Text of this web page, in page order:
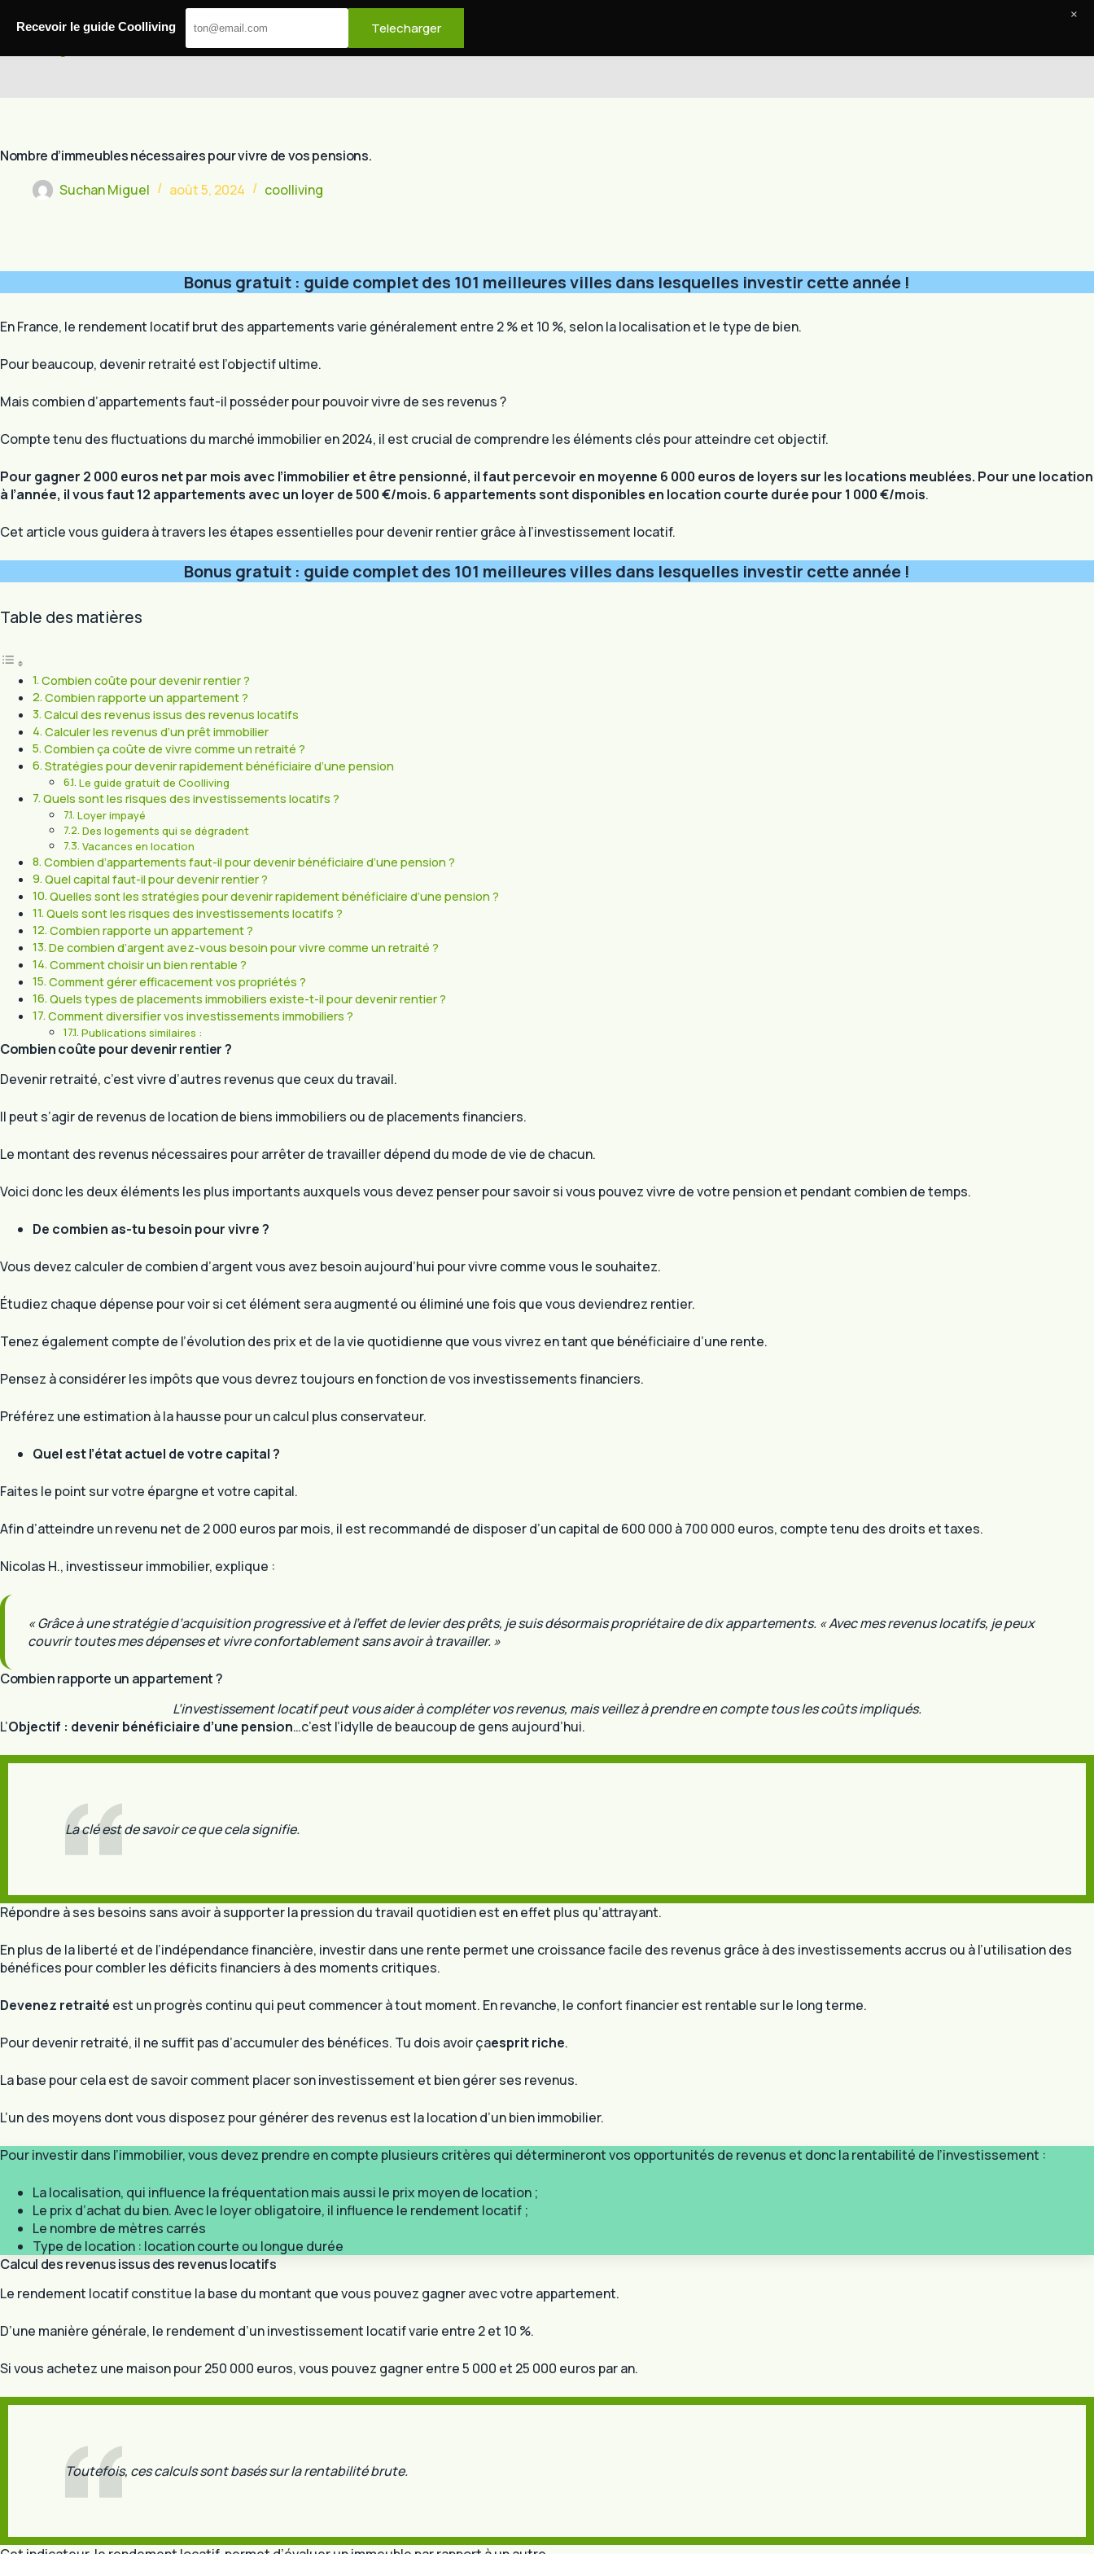
Nombre d’immeubles nécessaires pour vivre de vos pensions.
Suchan Miguel
août 5, 2024 coolliving
Bonus gratuit : guide complet des 101 meilleures villes dans lesquelles investir cette année !
En France, le rendement locatif brut des appartements varie généralement entre 2 % et 10 %, selon la localisation et le type de bien.
Pour beaucoup, devenir retraité est l’objectif ultime.
Mais combien d’appartements faut-il posséder pour pouvoir vivre de ses revenus ?
Compte tenu des fluctuations du marché immobilier en 2024, il est crucial de comprendre les éléments clés pour atteindre cet objectif.
Pour gagner 2 000 euros net par mois avec l’immobilier et être pensionné, il faut percevoir en moyenne 6 000 euros de loyers sur les locations meublées. Pour une location
à l’année, il vous faut 12 appartements avec un loyer de 500 €/mois. 6 appartements sont disponibles en location courte durée pour 1 000 €/mois.
Cet article vous guidera à travers les étapes essentielles pour devenir rentier grâce à l’investissement locatif.
Bonus gratuit : guide complet des 101 meilleures villes dans lesquelles investir cette année !
Table des matières
Combien coûte pour devenir rentier ?
Combien rapporte un appartement ?
Calcul des revenus issus des revenus locatifs
Calculer les revenus d’un prêt immobilier
Combien ça coûte de vivre comme un retraité ?
Stratégies pour devenir rapidement bénéficiaire d’une pension
Le guide gratuit de Coolliving
Quels sont les risques des investissements locatifs ?
Loyer impayé
Des logements qui se dégradent
Vacances en location
Combien d’appartements faut-il pour devenir bénéficiaire d’une pension ?
Quel capital faut-il pour devenir rentier ?
Quelles sont les stratégies pour devenir rapidement bénéficiaire d’une pension ?
Quels sont les risques des investissements locatifs ?
Combien rapporte un appartement ?
De combien d’argent avez-vous besoin pour vivre comme un retraité ?
Comment choisir un bien rentable ?
Comment gérer efficacement vos propriétés ?
Quels types de placements immobiliers existe-t-il pour devenir rentier ?
Comment diversifier vos investissements immobiliers ?
Publications similaires :
Combien coûte pour devenir rentier ?
Devenir retraité, c’est vivre d’autres revenus que ceux du travail.
Il peut s’agir de revenus de location de biens immobiliers ou de placements financiers.
Le montant des revenus nécessaires pour arrêter de travailler dépend du mode de vie de chacun.
Voici donc les deux éléments les plus importants auxquels vous devez penser pour savoir si vous pouvez vivre de votre pension et pendant combien de temps.
De combien as-tu besoin pour vivre ?
Vous devez calculer de combien d’argent vous avez besoin aujourd’hui pour vivre comme vous le souhaitez.
Étudiez chaque dépense pour voir si cet élément sera augmenté ou éliminé une fois que vous deviendrez rentier.
Tenez également compte de l’évolution des prix et de la vie quotidienne que vous vivrez en tant que bénéficiaire d’une rente.
Pensez à considérer les impôts que vous devrez toujours en fonction de vos investissements financiers.
Préférez une estimation à la hausse pour un calcul plus conservateur.
Quel est l’état actuel de votre capital ?
Faites le point sur votre épargne et votre capital.
Afin d’atteindre un revenu net de 2 000 euros par mois, il est recommandé de disposer d’un capital de 600 000 à 700 000 euros, compte tenu des droits et taxes.
Nicolas H., investisseur immobilier, explique :
« Grâce à une stratégie d’acquisition progressive et à l’effet de levier des prêts, je suis désormais propriétaire de dix appartements. « Avec mes revenus locatifs, je peux
couvrir toutes mes dépenses et vivre confortablement sans avoir à travailler. »
Combien rapporte un appartement ?
L’investissement locatif peut vous aider à compléter vos revenus, mais veillez à prendre en compte tous les coûts impliqués.
L’Objectif : devenir bénéficiaire d’une pension…c’est l’idylle de beaucoup de gens aujourd’hui.
La clé est de savoir ce que cela signifie.
Répondre à ses besoins sans avoir à supporter la pression du travail quotidien est en effet plus qu’attrayant.
En plus de la liberté et de l’indépendance financière, investir dans une rente permet une croissance facile des revenus grâce à des investissements accrus ou à l’utilisation des
bénéfices pour combler les déficits financiers à des moments critiques.
Devenez retraité est un progrès continu qui peut commencer à tout moment. En revanche, le confort financier est rentable sur le long terme.
Pour devenir retraité, il ne suffit pas d’accumuler des bénéfices. Tu dois avoir çaesprit riche.
La base pour cela est de savoir comment placer son investissement et bien gérer ses revenus.
L’un des moyens dont vous disposez pour générer des revenus est la location d’un bien immobilier.
Pour investir dans l’immobilier, vous devez prendre en compte plusieurs critères qui détermineront vos opportunités de revenus et donc la rentabilité de l’investissement :
La localisation, qui influence la fréquentation mais aussi le prix moyen de location ;
Le prix d’achat du bien. Avec le loyer obligatoire, il influence le rendement locatif ;
Le nombre de mètres carrés
Type de location : location courte ou longue durée
Calcul des revenus issus des revenus locatifs
Le rendement locatif constitue la base du montant que vous pouvez gagner avec votre appartement.
D’une manière générale, le rendement d’un investissement locatif varie entre 2 et 10 %.
Si vous achetez une maison pour 250 000 euros, vous pouvez gagner entre 5 000 et 25 000 euros par an.
Toutefois, ces calculs sont basés sur la rentabilité brute.
Recevoir le guide Coolliving Telecharger
×